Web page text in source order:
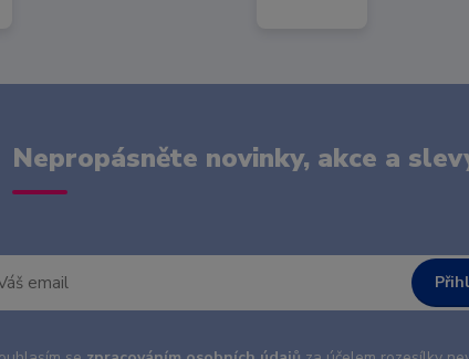
Nepropásněte novinky, akce a